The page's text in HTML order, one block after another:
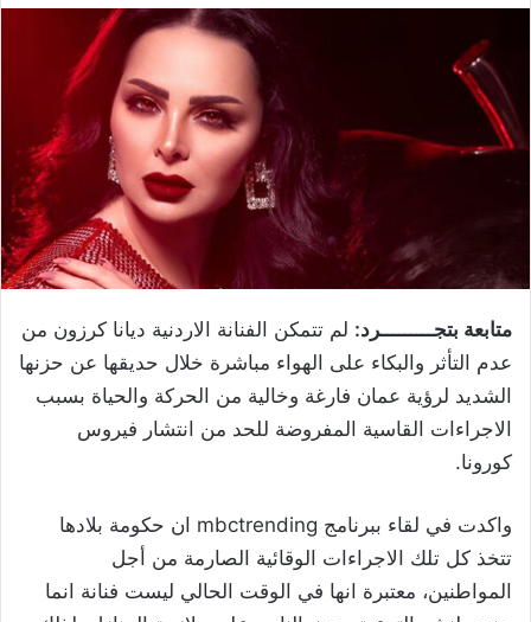
متابعة بتجـــــــــرد: لم تتمكن الفنانة الاردنية ديانا كرزون من
عدم التأثر والبكاء على الهواء مباشرة خلال حديقها عن حزنها
الشديد لرؤية عمان فارغة وخالية من الحركة والحياة بسبب
الاجراءات القاسية المفروضة للحد من انتشار فيروس
كورونا.
واكدت في لقاء ببرنامج mbctrending ان حكومة بلادها
تتخذ كل تلك الاجراءات الوقائية الصارمة من أجل
المواطنين، معتبرة انها في الوقت الحالي ليست فنانة انما